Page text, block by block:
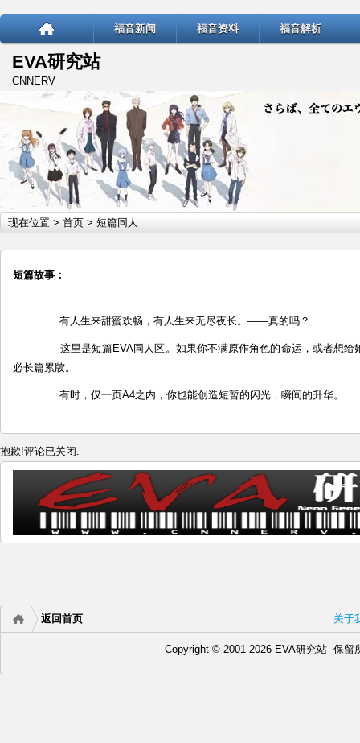
福音新闻 福音资料 福音解析
EVA研究站
CNNERV
现在位置 > 首页 > 短篇同人
短篇故事：
有人生来甜蜜欢畅，有人生来无尽夜长。——真的吗？
这里是短篇EVA同人区。如果你不满原作角色的命运，或者想给
必长篇累牍。
有时，仅一页A4之内，你也能创造短暂的闪光，瞬间的升华。 .
抱歉!评论已关闭.
关于
返回首页
Copyright © 2001-2026 EVA研究站 保